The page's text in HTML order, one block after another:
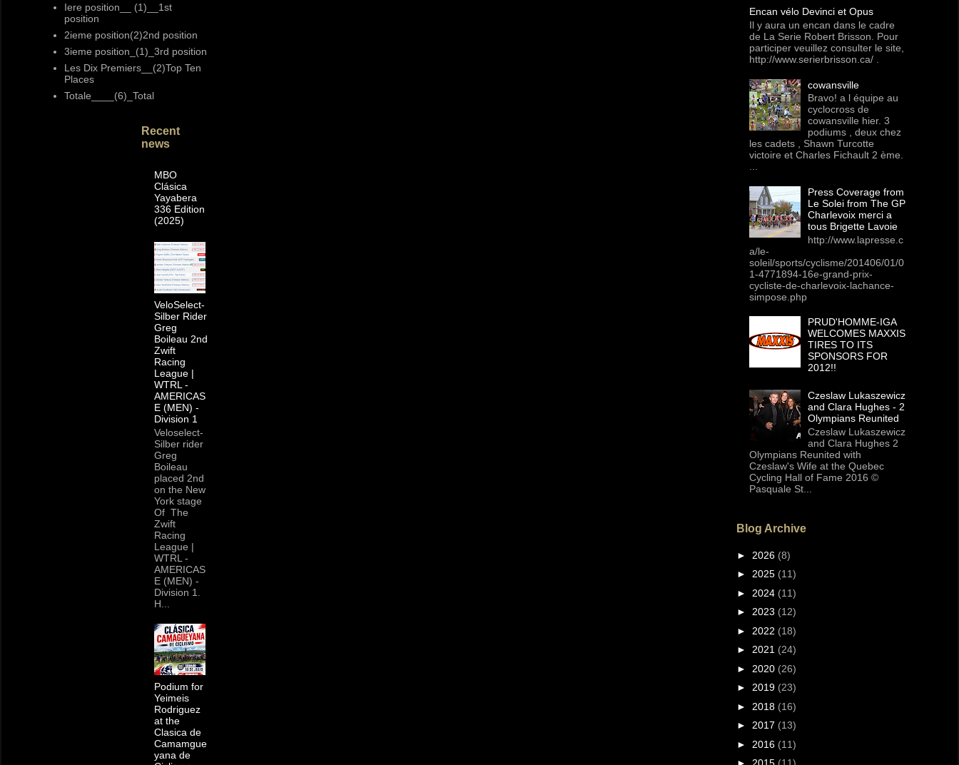
Iere position__ (1)__1st
position
2ieme position(2)2nd position
3ieme position_(1)_3rd position
Les Dix Premiers__(2)Top Ten
Places
Totale____(6)_Total
Recent
news
MBO
Clásica
Yayabera
336 Edition
(2025)
VeloSelect-
Silber Rider
Greg
Boileau 2nd
Zwift
Racing
League |
WTRL -
AMERICAS
E (MEN) -
Division 1
Veloselect-
Silber rider
Greg
Boileau
placed 2nd
on the New
York stage
Of The
Zwift
Racing
League |
WTRL -
AMERICAS
E (MEN) -
Division 1.
H...
Podium for
Yeimeis
Rodriguez
at the
Clasica de
Camamgue
yana de
Encan vélo Devinci et Opus
Il y aura un encan dans le cadre
de La Serie Robert Brisson. Pour
participer veuillez consulter le site,
http://www.serierbrisson.ca/ .
cowansville
Bravo! a l équipe au
cyclocross de
cowansville hier. 3
podiums , deux chez
les cadets , Shawn Turcotte
victoire et Charles Fichault 2 ème.
...
Press Coverage from
Le Solei from The GP
Charlevoix merci a
tous Brigette Lavoie
http://www.lapresse.c
a/le-
soleil/sports/cyclisme/201406/01/0
1-4771894-16e-grand-prix-
cycliste-de-charlevoix-lachance-
simpose.php
PRUD'HOMME-IGA
WELCOMES MAXXIS
TIRES TO ITS
SPONSORS FOR
2012!!
Czeslaw Lukaszewicz
and Clara Hughes - 2
Olympians Reunited
Czeslaw Lukaszewicz
and Clara Hughes 2
Olympians Reunited with
Czeslaw's Wife at the Quebec
Cycling Hall of Fame 2016 ©
Pasquale St...
Blog Archive
► 2026 (8)
► 2025 (11)
► 2024 (11)
► 2023 (12)
► 2022 (18)
► 2021 (24)
► 2020 (26)
► 2019 (23)
► 2018 (16)
► 2017 (13)
► 2016 (11)